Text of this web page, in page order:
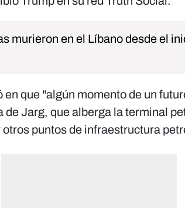
murieron en el Líbano desde el
que "algún momento de un
de Jarg, que alberga la terminal
puntos de infraestructura